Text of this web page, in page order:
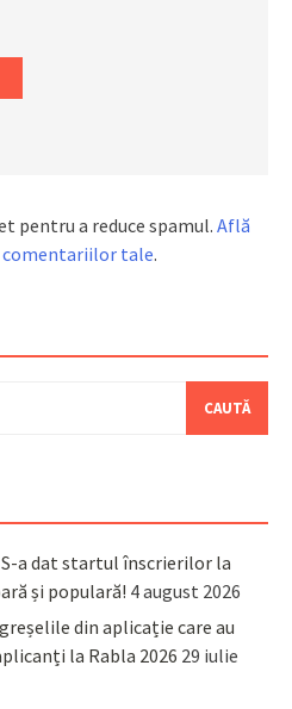
pentru a reduce spamul. Află
comentariilor tale.
S-a dat startul înscrierilor la
și populară! 4 august 2026
din aplicație care au
la Rabla 2026 29 iulie